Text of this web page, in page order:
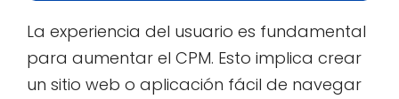
La experiencia del usuario es fundamental
para aumentar el CPM. Esto implica crear
un sitio web o aplicación fácil de navegar